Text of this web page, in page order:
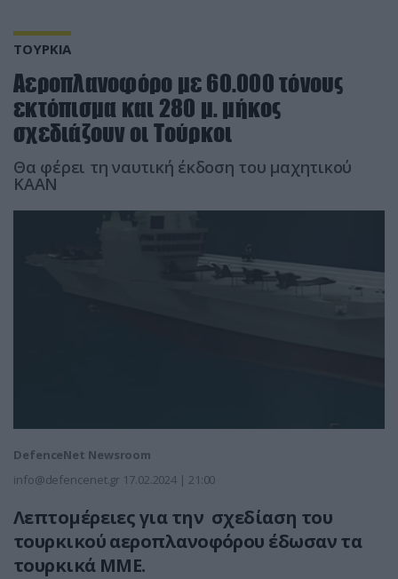
ΤΟΥΡΚΙΑ
Αεροπλανοφόρο με 60.000 τόνους
εκτόπισμα και 280 μ. μήκος
σχεδιάζουν οι Τούρκοι
Θα φέρει τη ναυτική έκδοση του μαχητικού
ΚΑΑΝ
DefenceNet Newsroom
info@defencenet.gr 17.02.2024 | 21:00
Λεπτομέρειες για την σχεδίαση του
τουρκικού αεροπλανοφόρου έδωσαν τα
τουρκικά ΜΜΕ.